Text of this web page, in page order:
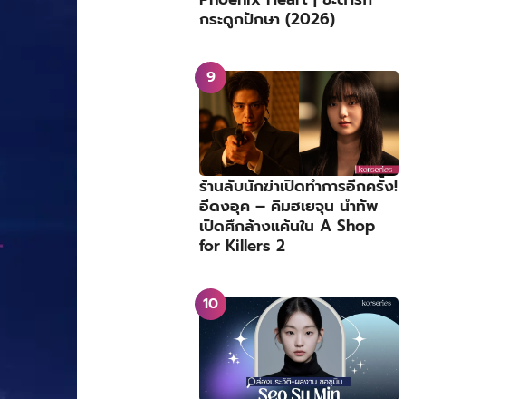
กระดูกปักษา (2026)
ร้านลับนักฆ่าเปิดทำการอีกครั้ง!
อีดงอุค – คิมฮเยจุน นำทัพ
เปิดศึกล้างแค้นใน A Shop
for Killers 2